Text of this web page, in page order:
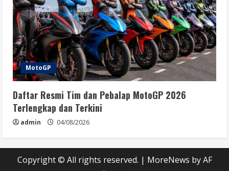
MotoGP
Daftar Resmi Tim dan Pebalap MotoGP 2026
Terlengkap dan Terkini
admin 04/08/2026
Copyright © All rights reserved. | MoreNews by AF